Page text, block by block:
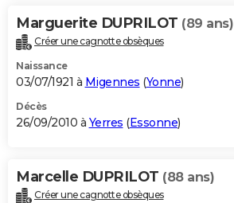
Marguerite DUPRILOT (89 ans)
Créer une cagnotte obsèques
Naissance
03/07/1921 à Migennes (Yonne)
Décès
26/09/2010 à Yerres (Essonne)
Marcelle DUPRILOT (88 ans)
Créer une cagnotte obsèques